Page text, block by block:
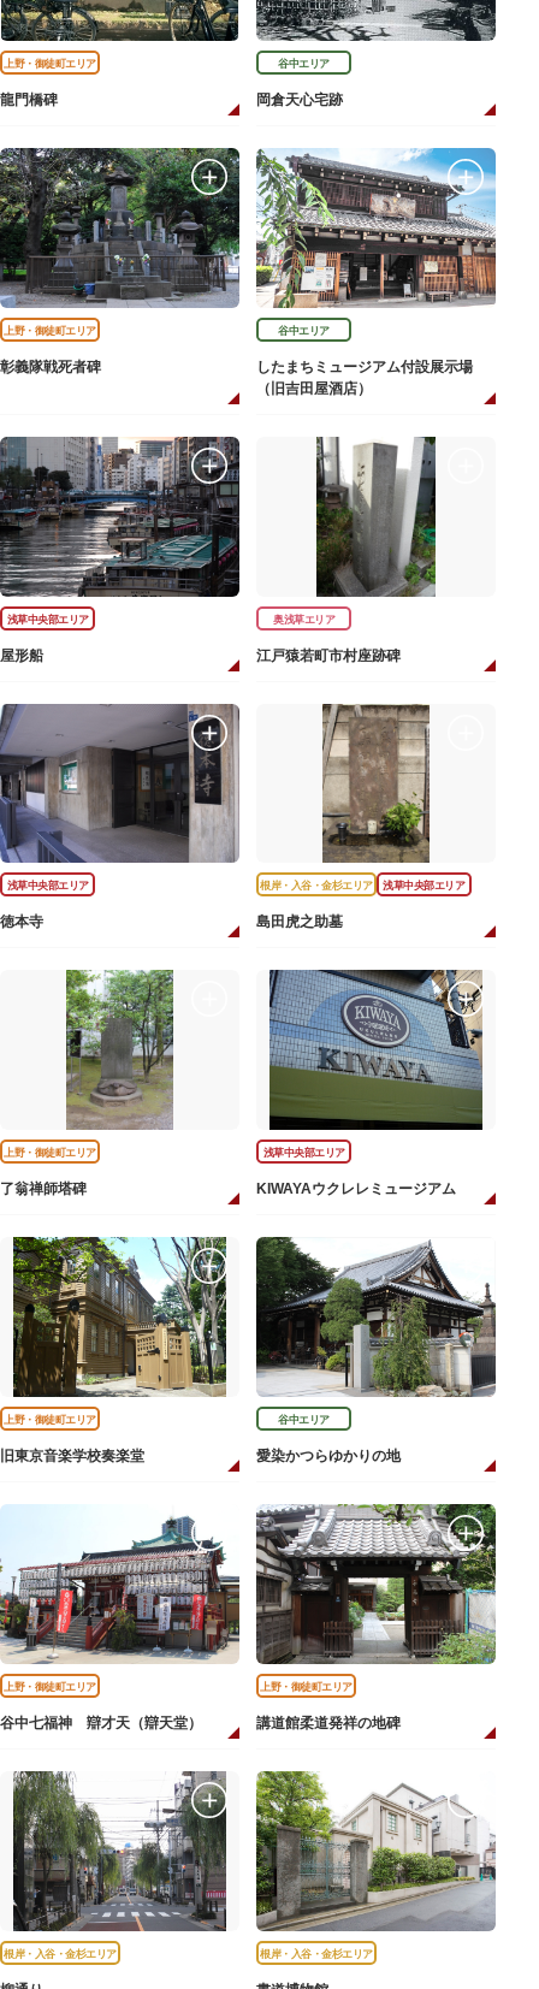
上野・御徒町エリア
龍門橋碑
谷中エリア
岡倉天心宅跡
上野・御徒町エリア
彰義隊戦死者碑
谷中エリア
したまちミュージアム付設展示場
（旧吉田屋酒店）
浅草中央部エリア
屋形船
奥浅草エリア
江戸猿若町市村座跡碑
浅草中央部エリア
徳本寺
根岸・入谷・金杉エリア 浅草中央部エリア
島田虎之助墓
上野・御徒町エリア
了翁禅師塔碑
浅草中央部エリア
KIWAYAウクレレミュージアム
上野・御徒町エリア
旧東京音楽学校奏楽堂
谷中エリア
愛染かつらゆかりの地
上野・御徒町エリア
谷中七福神 辯才天（辯天堂）
上野・御徒町エリア
講道館柔道発祥の地碑
根岸・入谷・金杉エリア 根岸・入谷・金杉エリア